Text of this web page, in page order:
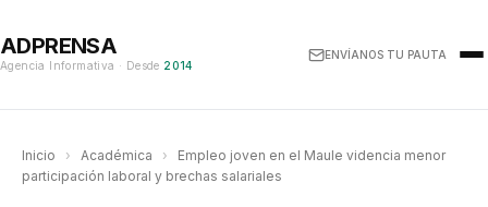
ADPRENSA
Agencia Informativa · Desde 2014
ENVÍANOS TU PAUTA
Inicio › Académica ›
Empleo joven en el Maule videncia menor
participación laboral y brechas salariales